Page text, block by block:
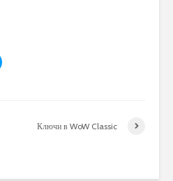
Ключи в WoW Classic